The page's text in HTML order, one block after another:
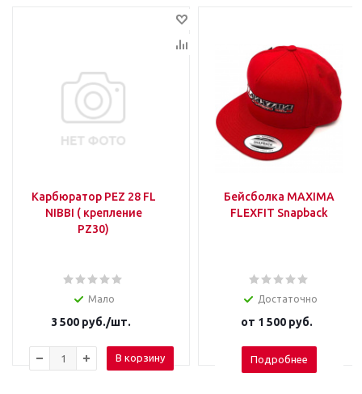
Карбюратор PEZ 28 FL
NIBBI ( крепление
PZ30)
Мало
3 500руб./шт.
В корзину
Бейсболка MAXIMA
FLEXFIT Snapback
Достаточно
от 1 500 руб.
Подробнее